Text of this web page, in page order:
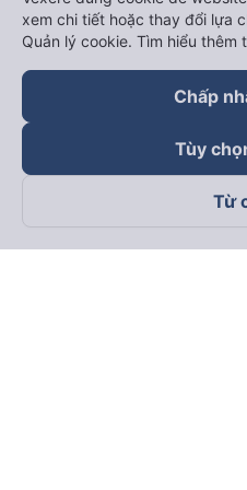
Theo dõi chúng tôi trên
xem chi tiết hoặc thay đổi lựa
Quản lý cookie. Tìm hiểu thêm
Chấp
Tùy
Từ